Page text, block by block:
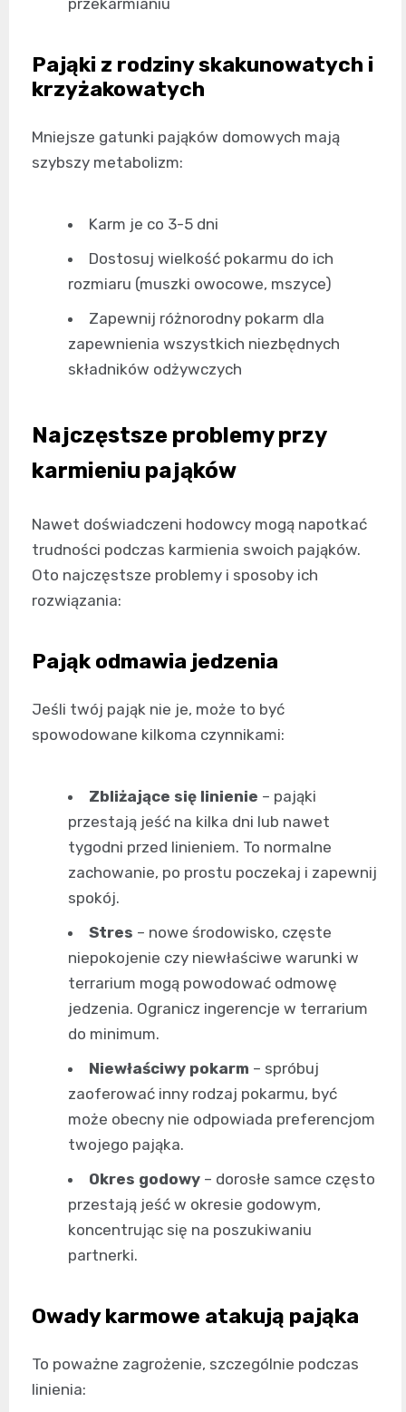
Pająki z rodziny skakunowatych i
krzyżakowatych
Mniejsze gatunki pająków domowych mają
szybszy metabolizm:
Karm je co 3-5 dni
Dostosuj wielkość pokarmu do ich
rozmiaru (muszki owocowe, mszyce)
Zapewnij różnorodny pokarm dla
zapewnienia wszystkich niezbędnych
składników odżywczych
Najczęstsze problemy przy
karmieniu pająków
Nawet doświadczeni hodowcy mogą napotkać
trudności podczas karmienia swoich pająków.
Oto najczęstsze problemy i sposoby ich
rozwiązania:
Pająk odmawia jedzenia
Jeśli twój pająk nie je, może to być
spowodowane kilkoma czynnikami:
Zbliżające się linienie – pająki
przestają jeść na kilka dni lub nawet
tygodni przed linieniem. To normalne
zachowanie, po prostu poczekaj i zapewnij
spokój.
Stres – nowe środowisko, częste
niepokojenie czy niewłaściwe warunki w
terrarium mogą powodować odmowę
jedzenia. Ogranicz ingerencje w terrarium
do minimum.
Niewłaściwy pokarm – spróbuj
zaoferować inny rodzaj pokarmu, być
może obecny nie odpowiada preferencjom
twojego pająka.
Okres godowy – dorosłe samce często
przestają jeść w okresie godowym,
koncentrując się na poszukiwaniu
partnerki.
Owady karmowe atakują pająka
To poważne zagrożenie, szczególnie podczas
linienia: